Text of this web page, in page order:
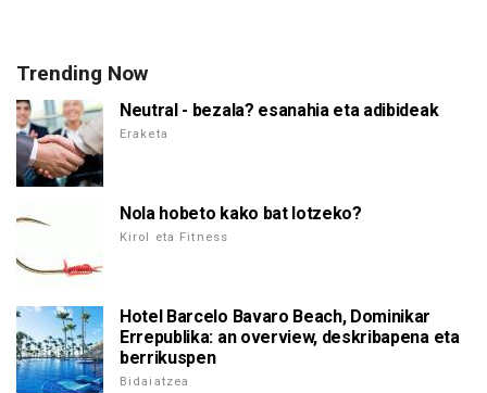
Trending Now
Neutral - bezala? esanahia eta adibideak
Eraketa
Nola hobeto kako bat lotzeko?
Kirol eta Fitness
Hotel Barcelo Bavaro Beach, Dominikar
Errepublika: an overview, deskribapena eta
berrikuspen
Bidaiatzea